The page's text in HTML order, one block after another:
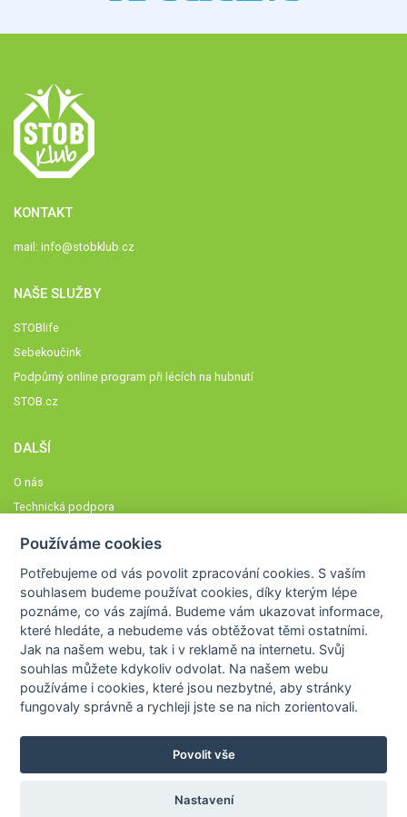
KONTAKT
mail: info@stobklub.cz
NAŠE SLUŽBY
STOBlife
Sebekoučink
Podpůrný online program při lécích na hubnutí
STOB.cz
DALŠÍ
O nás
Technická podpora
Členové STOBklubu
Zásady nakládání s osobními údaji
Otestujte se
Spočítejte si
Výzva 52
WWW.HRAVEZIJZDRAVE.CZ
Používáme cookies
Potřebujeme od vás povolit zpracování cookies. S vaším
souhlasem budeme používat cookies, díky kterým lépe
poznáme,co vás zajímá. Budeme vám ukazovat informace,
které hledáte, a nebudeme vás obtěžovat těmi ostatními.
Jak na našem webu, tak i v reklamě na internetu. Svůj
souhlas můžete kdykoliv odvolat. Na našem webu
používáme i cookies, které jsou nezbytné, aby stránky
fungovaly správně a rychleji jste se na nich zorientovali.
Povolit vše
Nastavení